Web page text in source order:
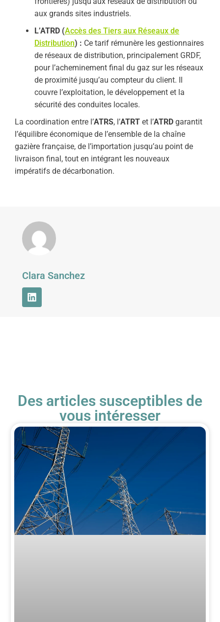
aux grands sites industriels.
L’ATRD (Accès des Tiers aux Réseaux de
Distribution) : Ce tarif rémunère les gestionnaires
de réseaux de distribution, principalement GRDF,
pour l’acheminement final du gaz sur les réseaux
de proximité jusqu’au compteur du client. Il
couvre l’exploitation, le développement et la
sécurité des conduites locales.
La coordination entre l’ATRS, l’ATRT et l’ATRD garantit
l’équilibre économique de l’ensemble de la chaîne
gazière française, de l’importation jusqu’au point de
livraison final, tout en intégrant les nouveaux
impératifs de décarbonation.
Clara Sanchez
Des articles susceptibles de
vous intéresser